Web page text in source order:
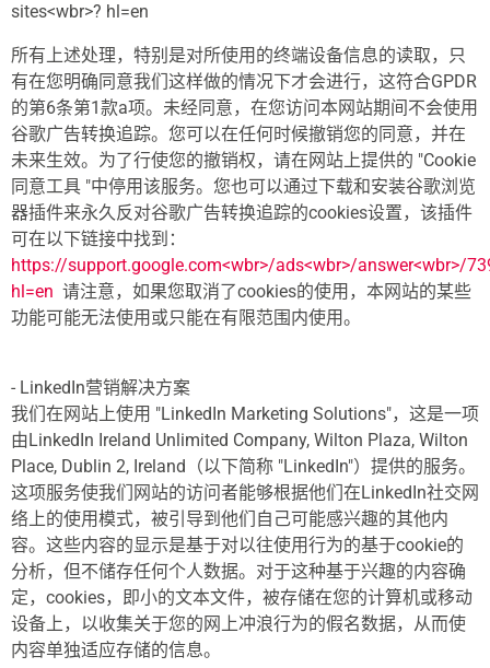
sites<wbr>? hl=en
所有上述处理，特别是对所使用的终端设备信息的读取，只
有在您明确同意我们这样做的情况下才会进行，这符合GPDR
的第6条第1款a项。未经同意，在您访问本网站期间不会使用
谷歌广告转换追踪。您可以在任何时候撤销您的同意，并在
未来生效。为了行使您的撤销权，请在网站上提供的 "Cookie
同意工具 "中停用该服务。您也可以通过下载和安装谷歌浏览
器插件来永久反对谷歌广告转换追踪的cookies设置，该插件
可在以下链接中找到：
https://support.google.com<wbr>/ads<wbr>/answer<wbr>/
hl=en 请注意，如果您取消了cookies的使用，本网站的某些
功能可能无法使用或只能在有限范围内使用。
- LinkedIn营销解决方案
我们在网站上使用 "LinkedIn Marketing Solutions"，这是一项
由LinkedIn Ireland Unlimited Company, Wilton Plaza, Wilton
Place, Dublin 2, Ireland（以下简称 "LinkedIn"）提供的服务。
这项服务使我们网站的访问者能够根据他们在LinkedIn社交网
络上的使用模式，被引导到他们自己可能感兴趣的其他内
容。这些内容的显示是基于对以往使用行为的基于cookie的
分析，但不储存任何个人数据。对于这种基于兴趣的内容确
定，cookies，即小的文本文件，被存储在您的计算机或移动
设备上，以收集关于您的网上冲浪行为的假名数据，从而使
内容单独适应存储的信息。